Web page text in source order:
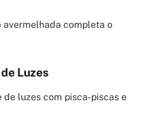
avermelhada completa o
Luzes
de luzes com pisca-piscas e